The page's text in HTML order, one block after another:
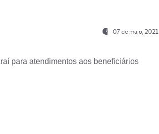
07 de maio, 2021
para atendimentos aos beneficiários